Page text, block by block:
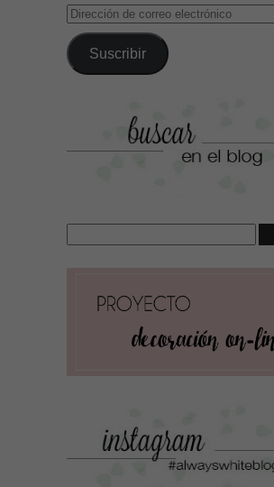
Dirección
correo
electrónico
Suscribir